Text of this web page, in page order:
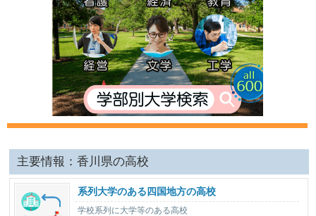
主要情報：香川県の高校
系列大学のある四国地方の高校
学校系列に大学等のある高校